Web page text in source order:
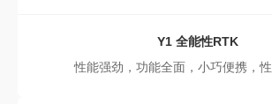
Y1 全能性RTK
性能强劲，功能全面，小巧便携，